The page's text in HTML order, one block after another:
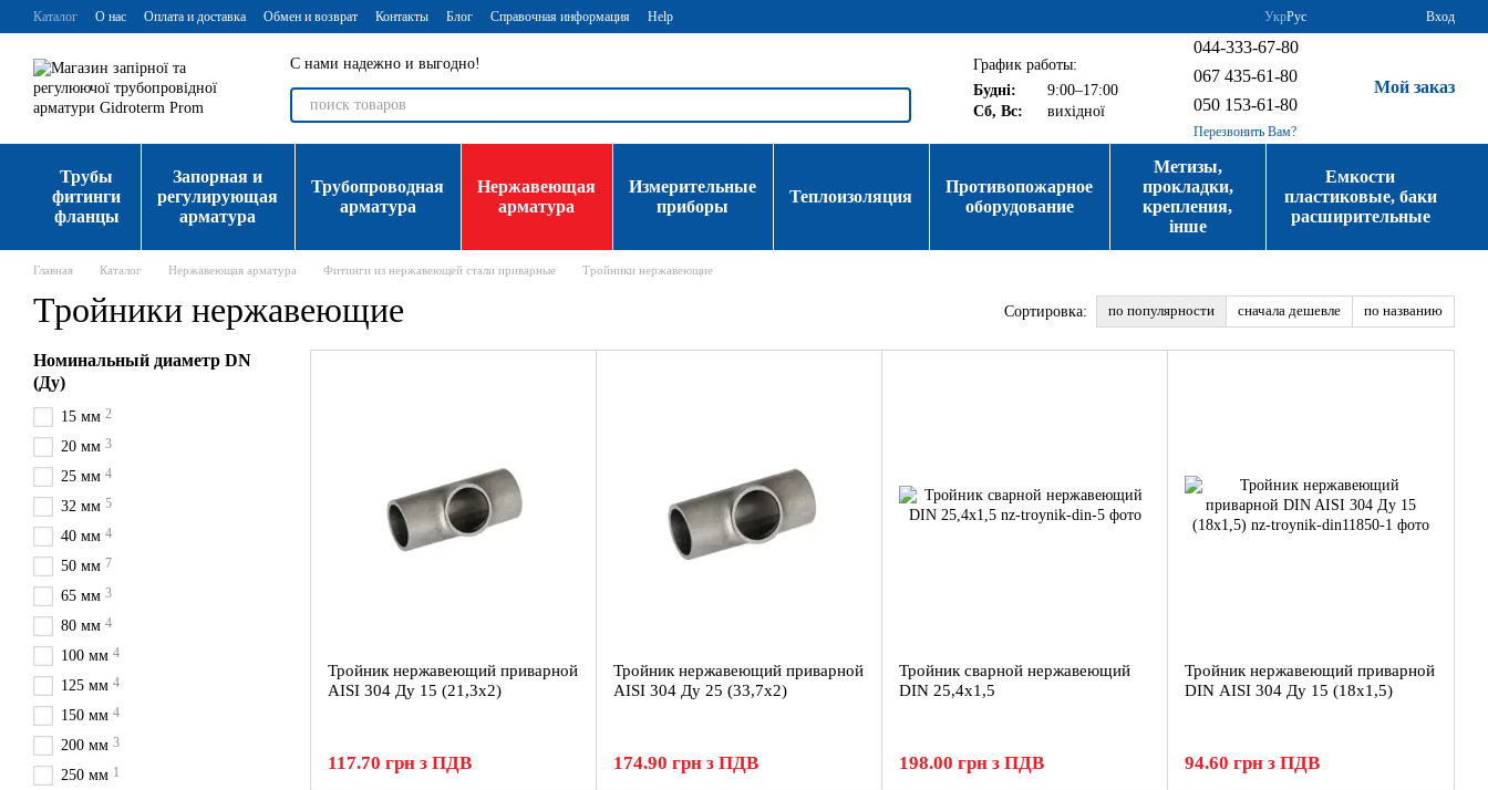
Перейти к основному контенту
Каталог О нас Оплата и доставка Обмен и возврат Контакты Блог Справочная информация Help УкрРус Вход
С нами надежно и выгодно!
График работы:
Будні:
9:00–17:00
Сб, Вс:
вихідної
044-333-67-80
067 435-61-80
050 153-61-80
Перезвонить Вам?
Мой заказ
Трубы
фитинги
фланцы
Запорная и
регулирующая
арматура
Трубопроводная
арматура
Нержавеющая
арматура
Измерительные
приборы
Теплоизоляция
Противопожарное
оборудование
Метизы,
прокладки,
крепления,
інше
Емкости
пластиковые, баки
расширительные
Главная Каталог Нержавеющая арматура Фитинги из нержавеющей стали приварные Тройники нержавеющие
Тройники нержавеющие Сортировка: по популярности сначала дешевле по названию
Тройник нержавеющий приварной
AISI 304 Ду 15 (21,3x2)
117.70 грн з ПДВ
Тройник нержавеющий приварной
AISI 304 Ду 25 (33,7x2)
174.90 грн з ПДВ
Тройник сварной нержавеющий
DIN 25,4x1,5
198.00 грн з ПДВ
Тройник нержавеющий приварной
DIN AISI 304 Ду 15 (18x1,5)
94.60 грн з ПДВ
Номинальный диаметр DN
(Ду)
15 мм 2
20 мм 3
25 мм 4
32 мм 5
40 мм 4
50 мм 7
65 мм 3
80 мм 4
100 мм 4
125 мм 4
150 мм 4
200 мм 3
250 мм 1